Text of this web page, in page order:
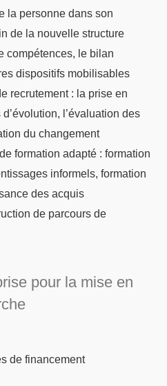
la personne dans son
de la nouvelle structure
compétences, le bilan
dispositifs mobilisables
recrutement : la prise en
l’évaluation des
du changement
formation adapté : formation
informels, formation
des acquis
de parcours de
pour la mise en
de financement